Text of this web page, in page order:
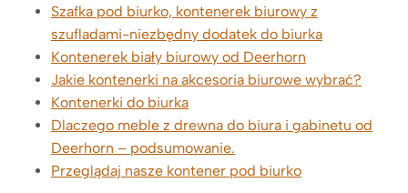
Szafka pod biurko, kontenerek biurowy z
szufladami-niezbędny dodatek do biurka
Kontenerek biały biurowy od Deerhorn
Jakie kontenerki na akcesoria biurowe wybrać?
Kontenerki do biurka
Dlaczego meble z drewna do biura i gabinetu od
Deerhorn – podsumowanie.
Przeglądaj nasze kontener pod biurko